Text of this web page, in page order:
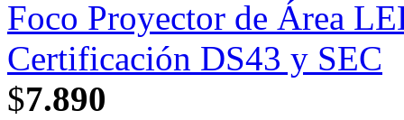
Foco Proyector de Área
Certificación DS43 y SEC
$7.890